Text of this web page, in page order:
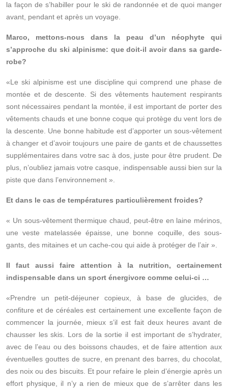
la façon de s’habiller pour le ski de randonnée et de quoi manger
avant, pendant et après un voyage.
Marco, mettons-nous dans la peau d’un néophyte qui
s’approche du ski alpinisme: que doit-il avoir dans sa garde-
robe?
«Le ski alpinisme est une discipline qui comprend une phase de
montée et de descente. Si des vêtements hautement respirants
sont nécessaires pendant la montée, il est important de porter des
vêtements chauds et une bonne coque qui protège du vent lors de
la descente. Une bonne habitude est d’apporter un sous-vêtement
à changer et d’avoir toujours une paire de gants et de chaussettes
supplémentaires dans votre sac à dos, juste pour être prudent. De
plus, n’oubliez jamais votre casque, indispensable aussi bien sur la
piste que dans l’environnement ».
Et dans le cas de températures particulièrement froides?
« Un sous-vêtement thermique chaud, peut-être en laine mérinos,
une veste matelassée épaisse, une bonne coquille, des sous-
gants, des mitaines et un cache-cou qui aide à protéger de l’air ».
Il faut aussi faire attention à la nutrition, certainement
indispensable dans un sport énergivore comme celui-ci …
«Prendre un petit-déjeuner copieux, à base de glucides, de
confiture et de céréales est certainement une excellente façon de
commencer la journée, mieux s’il est fait deux heures avant de
chausser les skis. Lors de la sortie il est important de s’hydrater,
avec de l’eau ou des boissons chaudes, et de faire attention aux
éventuelles gouttes de sucre, en prenant des barres, du chocolat,
des noix ou des biscuits. Et pour refaire le plein d’énergie après un
effort physique, il n’y a rien de mieux que de s’arrêter dans les